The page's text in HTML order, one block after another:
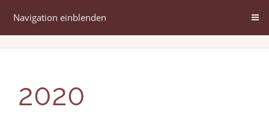
Navigation einblenden
2020